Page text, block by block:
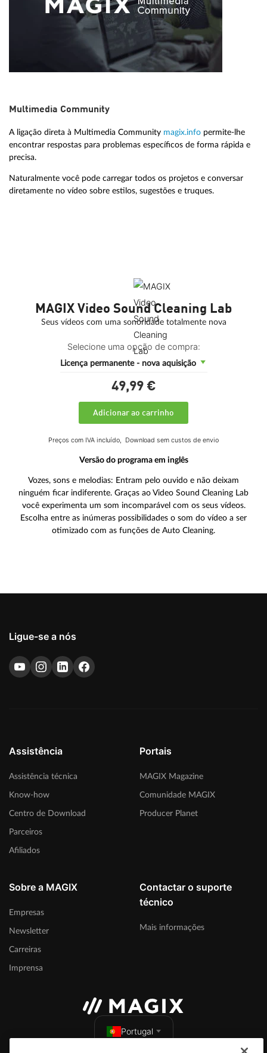
Multimedia Community
A ligação direta à Multimedia Community magix.info permite-lhe
encontrar respostas para problemas específicos de forma rápida e
precisa.
Naturalmente você pode carregar todos os projetos e conversar
diretamente no vídeo sobre estilos, sugestões e truques.
MAGIX Video Sound Cleaning Lab
Seus vídeos com uma sonoridade totalmente nova
Selecione uma opção de compra:
Licença permanente - nova aquisição
49,99€
Adicionar ao carrinho
Preços com IVA incluído, Download sem custos de envio
Versão do programa em inglês
Vozes, sons e melodias: Entram pelo ouvido e não deixam
ninguém ficar indiferente. Graças ao Video Sound Cleaning Lab
você experimenta um som incomparável com os seus vídeos.
Escolha entre as inúmeras possibilidades o som do vídeo a ser
otimizado com as funções de Auto Cleaning.
Ligue-se a nós
Assistência
Assistência técnica
Know-how
Centro de Download
Parceiros
Afiliados
Portais
MAGIX Magazine
Comunidade MAGIX
Producer Planet
Sobre a MAGIX
Empresas
Newsletter
Carreiras
Imprensa
Contactar o suporte
técnico
Mais informações
Portugal